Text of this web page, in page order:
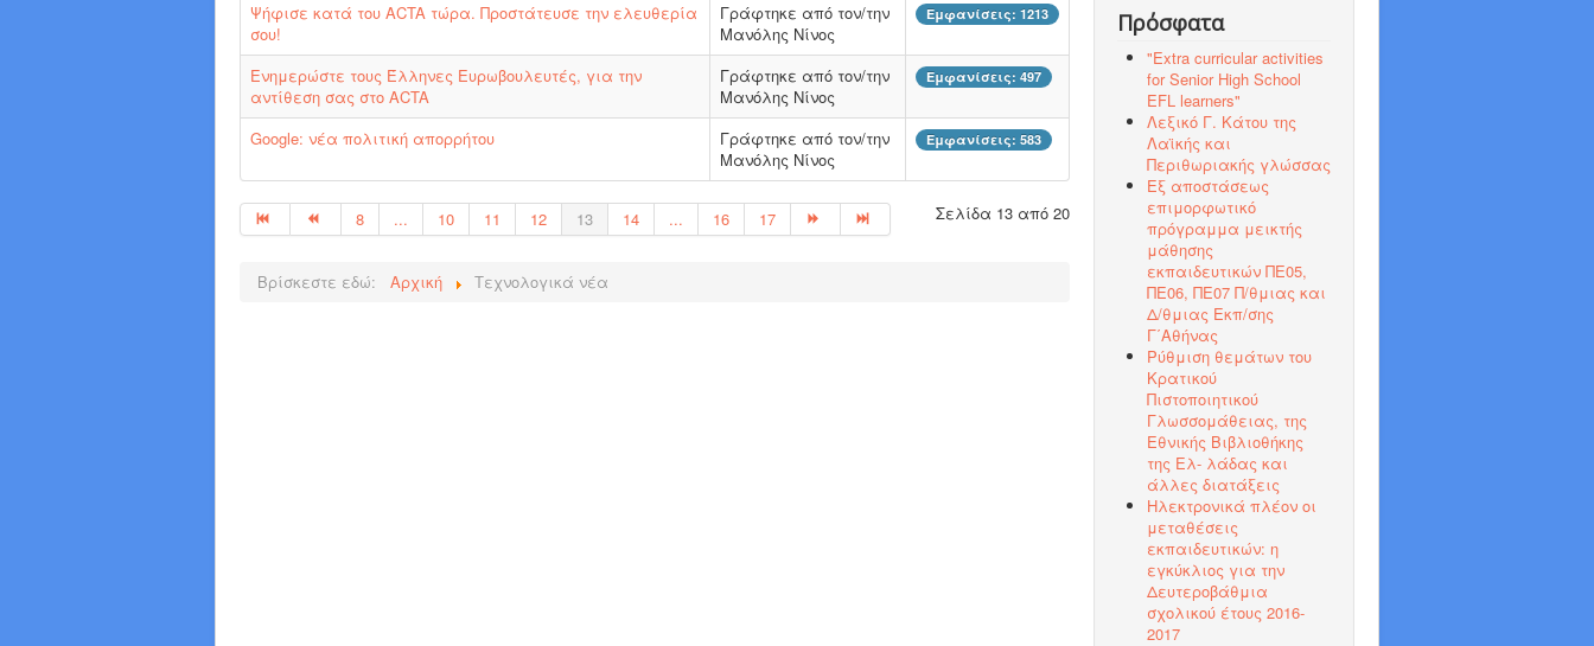
Ψήφισε κατά του ACTA τώρα. Προστάτευσε την ελευθερία
σου!
Γράφτηκε από τον/την
Μανόλης Νίνος
Εμφανίσεις: 1213
Ενημερώστε τους Έλληνες Ευρωβουλευτές, για την
αντίθεση σας στο ACTA
Γράφτηκε από τον/την
Μανόλης Νίνος
Εμφανίσεις: 497
Google: νέα πολιτική απορρήτου
Γράφτηκε από τον/την
Μανόλης Νίνος
Εμφανίσεις: 583
Σελίδα 13 από 20
8 ... 10 11 12 13 14 ... 16 17
Βρίσκεστε εδώ: Αρχική Τεχνολογικά νέα
Πρόσφατα
"Εxtra curricular activities
for Senior High School
EFL learners"
Λεξικό Γ. Κάτου της
Λαϊκής και
Περιθωριακής γλώσσας
Εξ αποστάσεως
επιμορφωτικό
πρόγραμμα μεικτής
μάθησης
εκπαιδευτικών ΠΕ05,
ΠΕ06, ΠΕ07 Π/θμιας και
Δ/θμιας Εκπ/σης
Γ΄Αθήνας
Ρύθμιση θεμάτων του
Κρατικού
Πιστοποιητικού
Γλωσσομάθειας, της
Εθνικής Βιβλιοθήκης
της Ελ- λάδας και
άλλες διατάξεις
Ηλεκτρονικά πλέον οι
μεταθέσεις
εκπαιδευτικών: η
εγκύκλιος για την
Δευτεροβάθμια
σχολικού έτους 2016-
2017